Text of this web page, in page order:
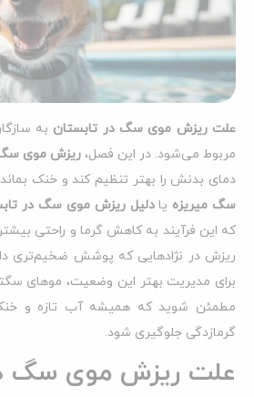
علت ریزش موی سگ در تابستان به
مربوط می‌شود. در این فصل، ریزش موی
دمای بدنش را بهتر تنظیم کند و خنک
سگ میریزه یادلیل ریزش موی سگ در
که این فرآیند به کاهش گرما و راحتی
ریزش در نژادهایی که پوشش ضخیم‌تری
برای مدیریت بهتر این وضعیت، موهای
مطمئن شوید که همیشه آب تازه و
گرمازدگی جلوگیری شود.
علت ریزش موی سگ